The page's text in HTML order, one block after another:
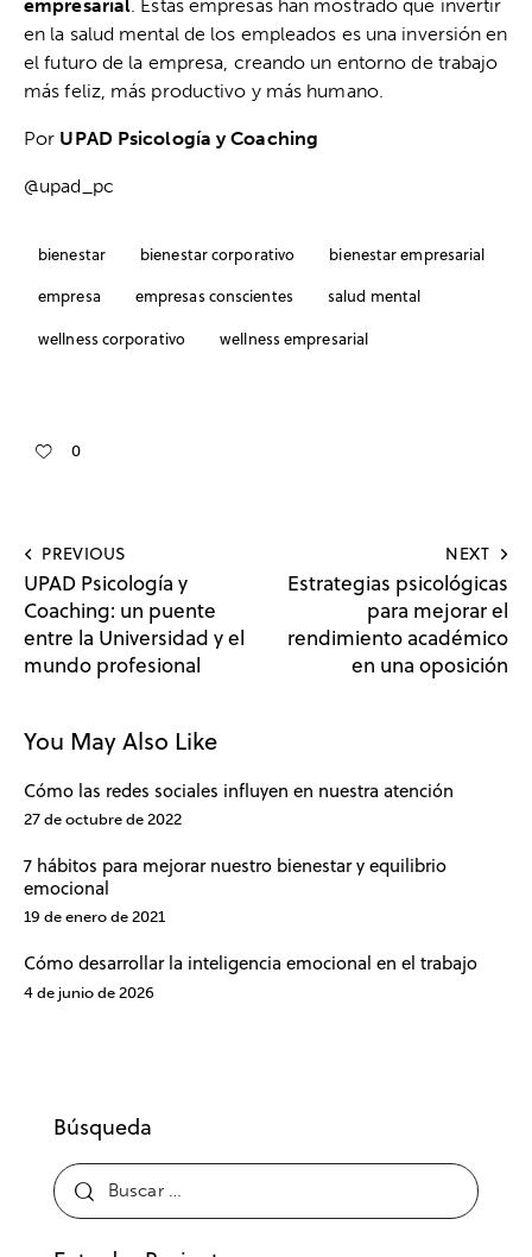
empresarial . Estas empresas han mostrado que invertir
en la salud mental de los empleados es una inversión en
el futuro de la empresa, creando un entorno de trabajo
más feliz, más productivo y más humano.
Por UPAD Psicología y Coaching
@upad_pc
bienestar bienestar corporativo
bienestar empresarial
empresa
empresas conscientes
salud mental
wellness corporativo
wellness empresarial
0
PREVIOUS
UPAD Psicología y
Coaching: un puente
entre la Universidad y el
mundo profesional
NEXT
Estrategias psicológicas
para mejorar el
rendimiento académico
en una oposición
You May Also Like
Cómo las redes sociales influyen en nuestra atención
27 de octubre de 2022
7 hábitos para mejorar nuestro bienestar y equilibrio
emocional
19 de enero de 2021
Cómo desarrollar la inteligencia emocional en el trabajo
4 de junio de 2026
Búsqueda